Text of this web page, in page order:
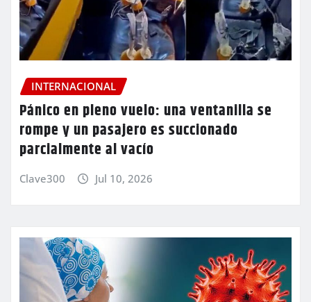
INTERNACIONAL
Pánico en pleno vuelo: una ventanilla se
rompe y un pasajero es succionado
parcialmente al vacío
Clave300 Jul 10, 2026